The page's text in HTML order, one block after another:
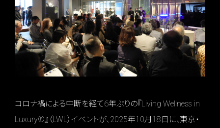
コロナ禍による中断を経て6年ぶりの『Living Wellness in
Luxury®』（LWL）イベントが、2025年10月18日に、東京・